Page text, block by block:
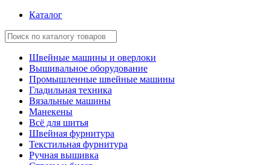
Каталог
Швейные машины и оверлоки
Вышивальное оборудование
Промышленные швейные машины
Гладильная техника
Вязальные машины
Манекены
Всё для шитья
Швейная фурнитура
Текстильная фурнитура
Ручная вышивка